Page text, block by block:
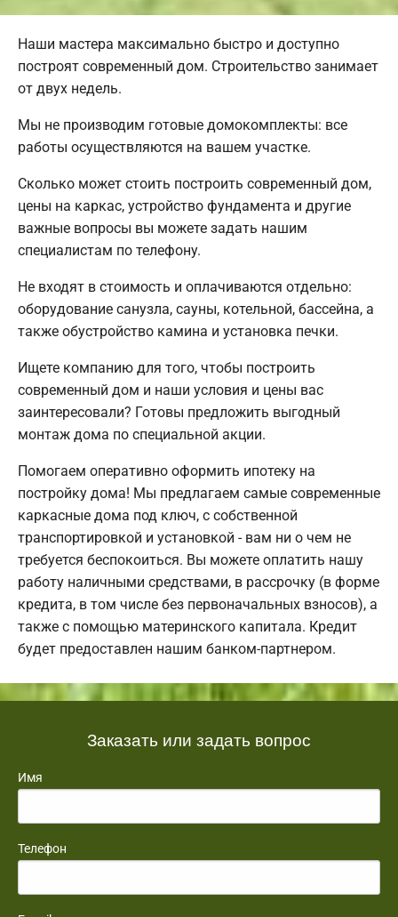
Наши мастера максимально быстро и доступно
построят современный дом. Строительство занимает
от двух недель.
Мы не производим готовые домокомплекты: все
работы осуществляются на вашем участке.
Сколько может стоить построить современный дом,
цены на каркас, устройство фундамента и другие
важные вопросы вы можете задать нашим
специалистам по телефону.
Не входят в стоимость и оплачиваются отдельно:
оборудование санузла, сауны, котельной, бассейна, а
также обустройство камина и установка печки.
Ищете компанию для того, чтобы построить
современный дом и наши условия и цены вас
заинтересовали? Готовы предложить выгодный
монтаж дома по специальной акции.
Помогаем оперативно оформить ипотеку на
постройку дома! Мы предлагаем самые современные
каркасные дома под ключ, с собственной
транспортировкой и установкой - вам ни о чем не
требуется беспокоиться. Вы можете оплатить нашу
работу наличными средствами, в рассрочку (в форме
кредита, в том числе без первоначальных взносов), а
также с помощью материнского капитала. Кредит
будет предоставлен нашим банком-партнером.
Заказать или задать вопрос
Имя
Телефон